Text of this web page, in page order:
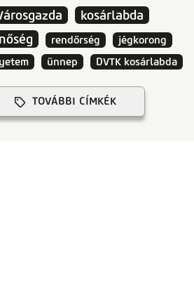
kosárlabda
rendőrség
jégkorong
ünnep DVTK kosárlabda
TOVÁBBI CÍMKÉK